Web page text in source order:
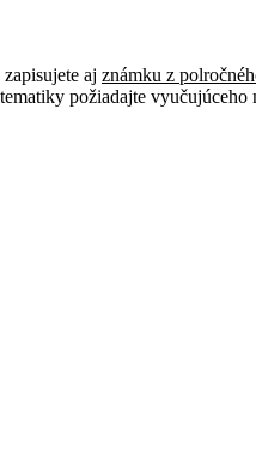
aj známku z
požiadajte